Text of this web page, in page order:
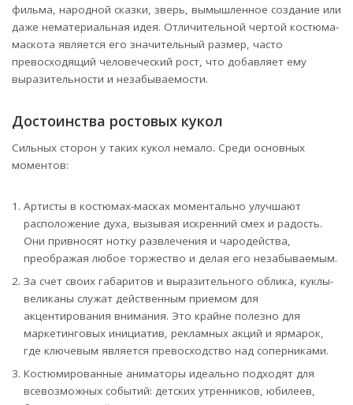
фильма, народной сказки, зверь, вымышленное создание или
даже нематериальная идея. Отличительной чертой костюма-
маскота является его значительный размер, часто
превосходящий человеческий рост, что добавляет ему
выразительности и незабываемости.
Достоинства ростовых кукол
Сильных сторон у таких кукол немало. Среди основных
моментов:
Артисты в костюмах-масках моментально улучшают
расположение духа, вызывая искренний смех и радость.
Они привносят нотку развлечения и чародейства,
преображая любое торжество и делая его незабываемым.
За счет своих габаритов и выразительного облика, куклы-
великаны служат действенным приемом для
акцентирования внимания. Это крайне полезно для
маркетинговых инициатив, рекламных акций и ярмарок,
где ключевым является превосходство над соперниками.
Костюмированные аниматоры идеально подходят для
всевозможных событий: детских утренников, юбилеев,